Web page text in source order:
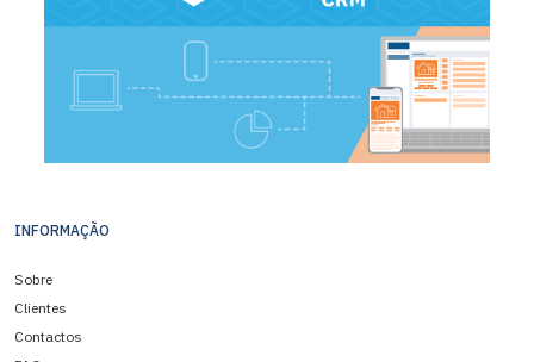
INFORMAÇÃO
Sobre
Clientes
Contactos